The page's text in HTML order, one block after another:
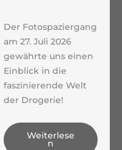
Der Fotospaziergang
am 27. Juli 2026
gewährte uns einen
Einblick in die
faszinierende Welt
der Drogerie!
Weiterlese
n